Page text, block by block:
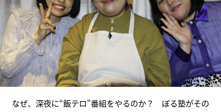
なぜ、深夜に“飯テロ”番組をやるのか？ ぼる塾がその